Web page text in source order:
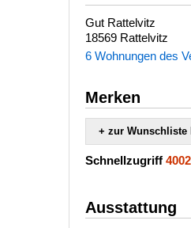
Gut Rattelvitz
18569 Rattelvitz
6 Wohnungen des
Merken
+ zur Wunschliste
Schnellzugriff
Ausstattung